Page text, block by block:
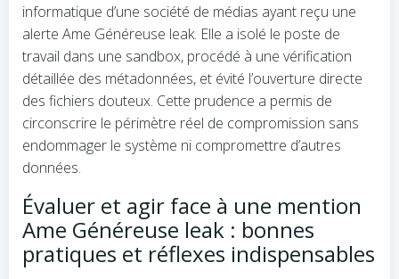
informatique d’une société de médias ayant reçu une
alerte Ame Généreuse leak. Elle a isolé le poste de
travail dans une sandbox, procédé à une vérification
détaillée des métadonnées, et évité l’ouverture directe
des fichiers douteux. Cette prudence a permis de
circonscrire le périmètre réel de compromission sans
endommager le système ni compromettre d’autres
données.
Évaluer et agir face à une mention
Ame Généreuse leak : bonnes
pratiques et réflexes indispensables